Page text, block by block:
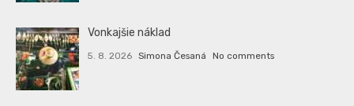
Vonkajšie náklad
5. 8. 2026 Simona Česaná No comments